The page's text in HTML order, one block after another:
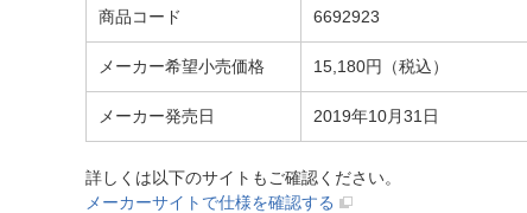
商品コード 6692923
メーカー希望小売価格 15,180円（税込）
メーカー発売日 2019年10月31日
詳しくは以下のサイトもご確認ください。
メーカーサイトで仕様を確認する